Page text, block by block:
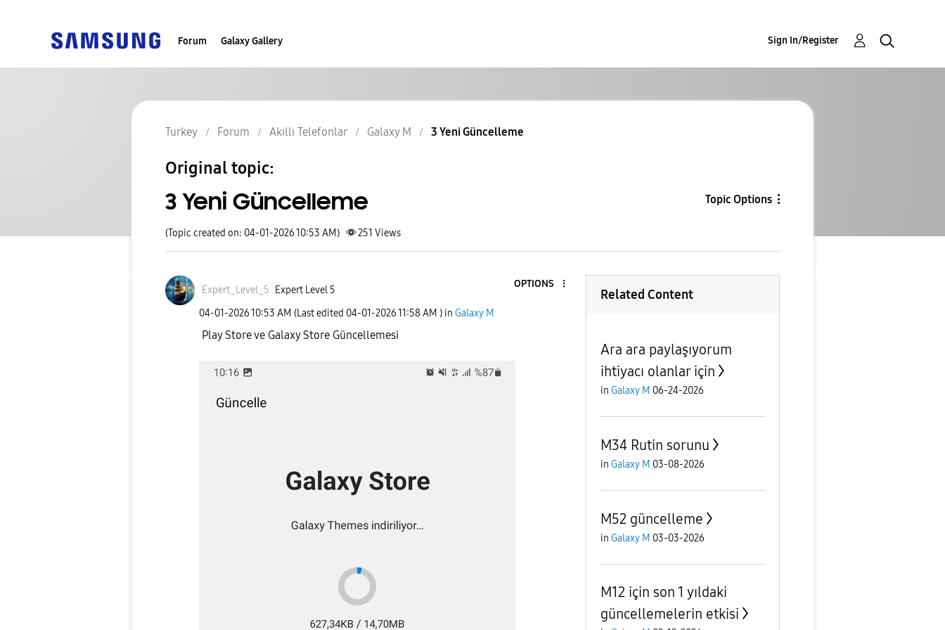
Forum Galaxy Gallery Sign In/Register
Turkey Forum Akıllı Telefonlar Galaxy M 3 Yeni Güncelleme
Original topic:
3 Yeni Güncelleme Topic Options
(Topic created on: 04-01-2026 10:53 AM) 251 Views
Expert_Level_5 Expert Level 5
OPTIONS
‎04-01-202610:53 AM (Last edited ‎04-01-202611:58 AM ) in Galaxy M
Play Store ve Galaxy Store Güncellemesi
Related Content
Ara ara paylaşıyorum
ihtiyacı olanlar için
in Galaxy M 06-24-2026
M34 Rutin sorunu
in Galaxy M 03-08-2026
M52 güncelleme
in Galaxy M 03-03-2026
M12 için son 1 yıldaki
güncellemelerin etkisi